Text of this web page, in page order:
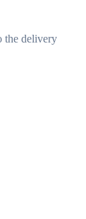
the delivery